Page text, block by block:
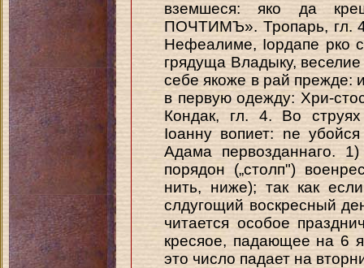
вземшеся: яко да
ПОЧТИМЪ». Тропарь, гл.
Нефеалиме, Іордапе рко
грядуща Владыку,
себе якоже в рай прежде:
в первую одежду: Хри-
Кондак, гл. 4. Во
Іоанну вопиет: ne
Адама первозданнаго.
порядон („столп")
нить, ниже); так как
слдугощий воскресный
читается особое
кресяое, падающее на 6
это число падает на